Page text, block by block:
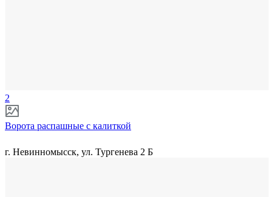
2
Ворота распашные с калиткой
г. Невинномысск, ул. Тургенева 2 Б